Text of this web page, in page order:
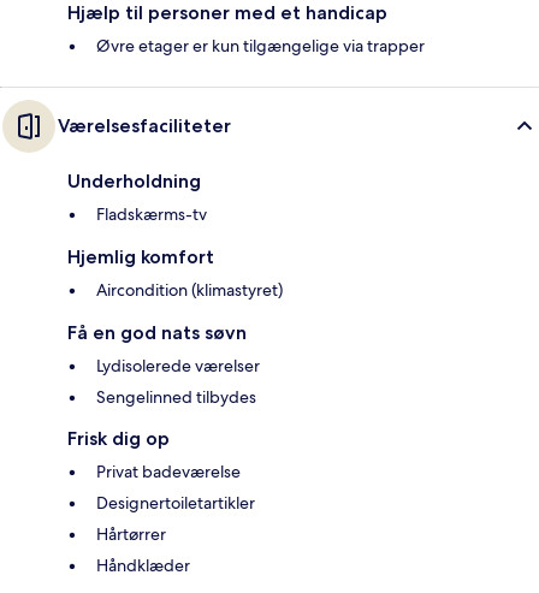
Hjælp til personer med et handicap
Øvre etager er kun tilgængelige via trapper
Værelsesfaciliteter
Underholdning
Fladskærms-tv
Hjemlig komfort
Aircondition (klimastyret)
Få en god nats søvn
Lydisolerede værelser
Sengelinned tilbydes
Frisk dig op
Privat badeværelse
Designertoiletartikler
Hårtørrer
Håndklæder